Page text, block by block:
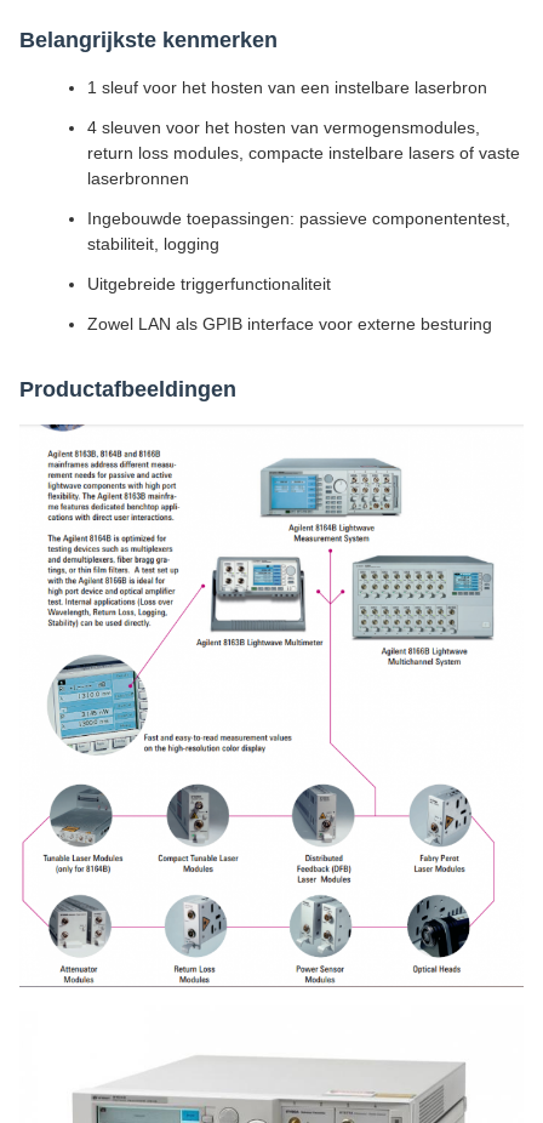
Belangrijkste kenmerken
1 sleuf voor het hosten van een instelbare laserbron
4 sleuven voor het hosten van vermogensmodules,
return loss modules, compacte instelbare lasers of vaste
laserbronnen
Ingebouwde toepassingen: passieve componententest,
stabiliteit, logging
Uitgebreide triggerfunctionaliteit
Zowel LAN als GPIB interface voor externe besturing
Productafbeeldingen